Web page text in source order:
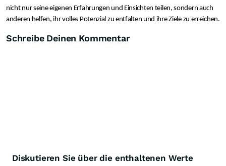
nicht nur seine eigenen Erfahrungen und Einsichten teilen, sondern auch
anderen helfen, ihr volles Potenzial zu entfalten und ihre Ziele zu erreichen.
Schreibe Deinen Kommentar
Diskutieren Sie über die enthaltenen Werte